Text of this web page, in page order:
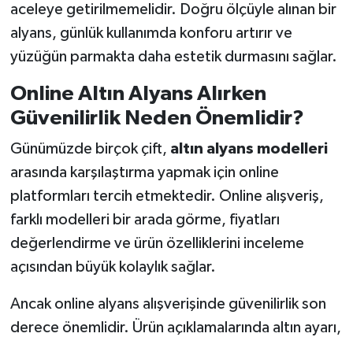
aceleye getirilmemelidir. Doğru ölçüyle alınan bir
alyans, günlük kullanımda konforu artırır ve
yüzüğün parmakta daha estetik durmasını sağlar.
Online Altın Alyans Alırken
Güvenilirlik Neden Önemlidir?
Günümüzde birçok çift, altın alyans modelleri
arasında karşılaştırma yapmak için online
platformları tercih etmektedir. Online alışveriş,
farklı modelleri bir arada görme, fiyatları
değerlendirme ve ürün özelliklerini inceleme
açısından büyük kolaylık sağlar.
Ancak online alyans alışverişinde güvenilirlik son
derece önemlidir. Ürün açıklamalarında altın ayarı,